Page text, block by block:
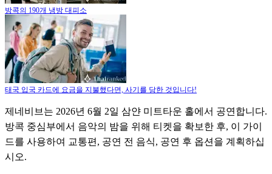
방콕의 190개 냉방 대피소
태국 입국 카드에 요금을 지불했다면, 사기를 당한 것입니다!
제네비브는 2026년 6월 2일 삼얀 미트타운 홀에서 공연합니다.
방콕 중심부에서 음악의 밤을 위해 티켓을 확보한 후, 이 가이
드를 사용하여 교통편, 공연 전 음식, 공연 후 옵션을 계획하십
시오.